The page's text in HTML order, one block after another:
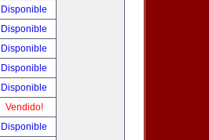
Disponible
Disponible
Disponible
Disponible
Disponible
Vendido!
Disponible